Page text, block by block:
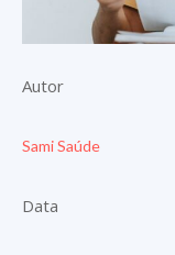
Autor
Sami Saúde
Data